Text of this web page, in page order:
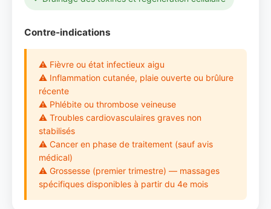
Contre-indications
⚠ Fièvre ou état infectieux aigu
⚠ Inflammation cutanée, plaie ouverte ou brûlure
récente
⚠ Phlébite ou thrombose veineuse
⚠ Troubles cardiovasculaires graves non
stabilisés
⚠ Cancer en phase de traitement (sauf avis
médical)
⚠ Grossesse (premier trimestre) — massages
spécifiques disponibles à partir du 4e mois